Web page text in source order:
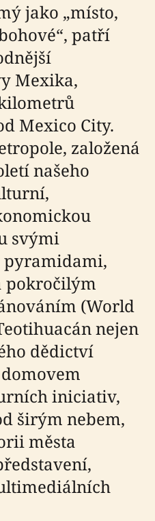
jako „místo,
patří
Mexika,
Mexico City.
založená
našeho
svými
pokročilým
(World
nejen
dědictví
domovem
iniciativ,
širým nebem,
města